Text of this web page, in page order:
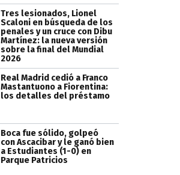
Tres lesionados, Lionel
Scaloni en búsqueda de los
penales y un cruce con Dibu
Martínez: la nueva versión
sobre la final del Mundial
2026
Real Madrid cedió a Franco
Mastantuono a Fiorentina:
los detalles del préstamo
Boca fue sólido, golpeó
con Ascacibar y le ganó bien
a Estudiantes (1-0) en
Parque Patricios